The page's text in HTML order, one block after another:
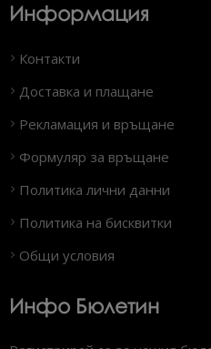
Информация
Контакти
Доставка и плащане
Рекламация и връщане
Формуляр за връщане
Политика лични данни
Политика на бисквитки
Общи условия
Инфо Бюлетин